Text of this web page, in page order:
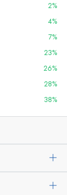
2%
4%
7%
23%
26%
28%
38%